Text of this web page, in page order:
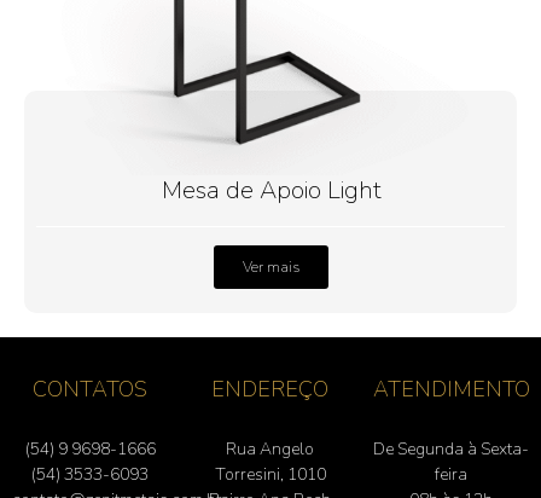
Mesa de Apoio Light
Ver mais
CONTATOS
(54) 9 9698-1666
(54) 3533-6093
ENDEREÇO
Rua Angelo
Torresini, 1010
ATENDIMENTO
De Segunda à Sexta-
feira